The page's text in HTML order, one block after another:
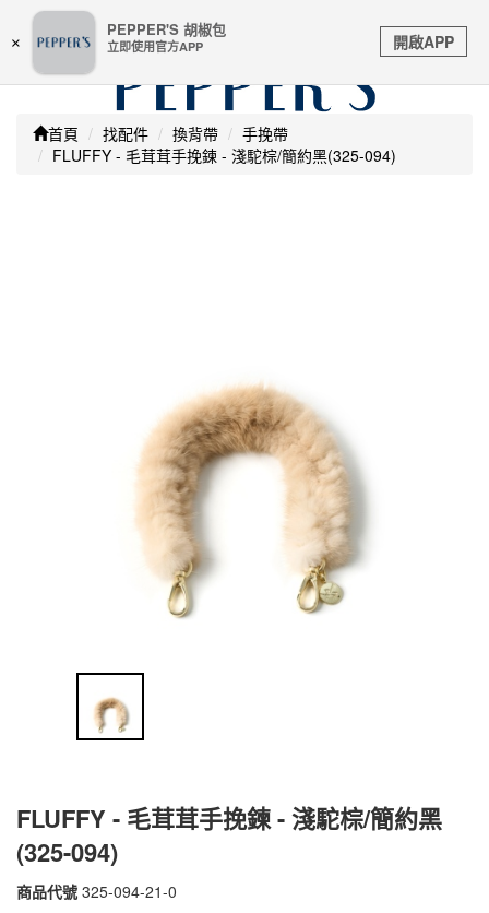
嚴防詐騙 | 本站未透過任何名義要求核對購物資訊 及 信用
卡號等私人資訊，請立即掛斷並撥打165反詐騙專線
Toggle
navigation
首頁 找配件 換背帶
手挽帶
FLUFFY - 毛茸茸手挽鍊 - 淺駝棕/簡約黑(325-094)
FLUFFY - 毛茸茸手挽鍊 - 淺駝棕/簡約黑
(325-094)
商品代號 325-094-21-0
325-
×
PEPPER'S 胡椒包
立即使用官方APP 開啟APP